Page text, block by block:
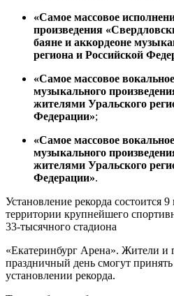
«Самое массовое
произведения
баяне и аккордеоне
региона и Российской
«Самое массовое
музыкального
жителями Уральского
Федерации»;
«Самое массовое
музыкального
жителями Уральского
Федерации».
Установление рекорда состоится
территории крупнейшего
33-тысячного стадиона
«Екатеринбург Арена». Жители и
праздничный день смогут
установлении рекорда.